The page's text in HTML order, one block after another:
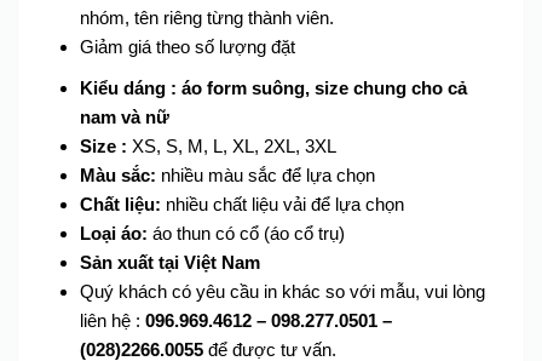
nhóm, tên riêng từng thành viên.
Giảm giá theo số lượng đặt
Kiểu dáng : áo form suông, size chung cho cả
nam và nữ
Size : XS, S, M, L, XL, 2XL, 3XL
Màu sắc: nhiều màu sắc để lựa chọn
Chất liệu: nhiều chất liệu vải để lựa chọn
Loại áo: áo thun có cổ (áo cổ trụ)
Sản xuất tại Việt Nam
Quý khách có yêu cầu in khác so với mẫu, vui lòng
liên hệ : 096.969.4612 – 098.277.0501 –
(028)2266.0055 để được tư vấn.